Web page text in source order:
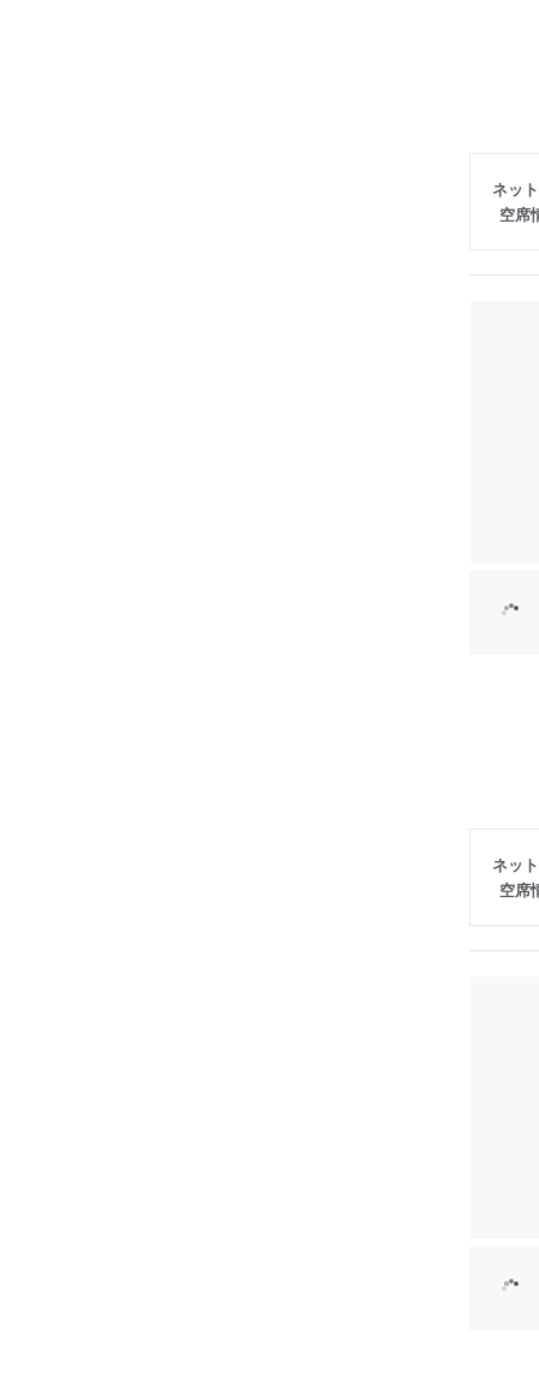
ネッ
空席
ネッ
空席